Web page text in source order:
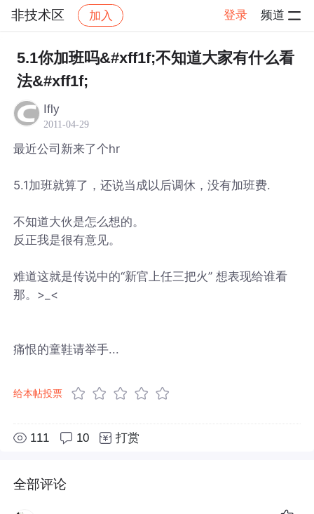
非技术区 加入 登录 频道
社区 非技术区 帖子详情
5.1你加班吗&#xff1f;不知道大家有什么看
法&#xff1f;
Ifly
2011-04-29
最近公司新来了个hr
5.1加班就算了，还说当成以后调休，没有加班费.
不知道大伙是怎么想的。
反正我是很有意见。
难道这就是传说中的“新官上任三把火” 想表现给谁看
那。>_<
痛恨的童鞋请举手...
给本帖投票
111 10 打赏
全部评论